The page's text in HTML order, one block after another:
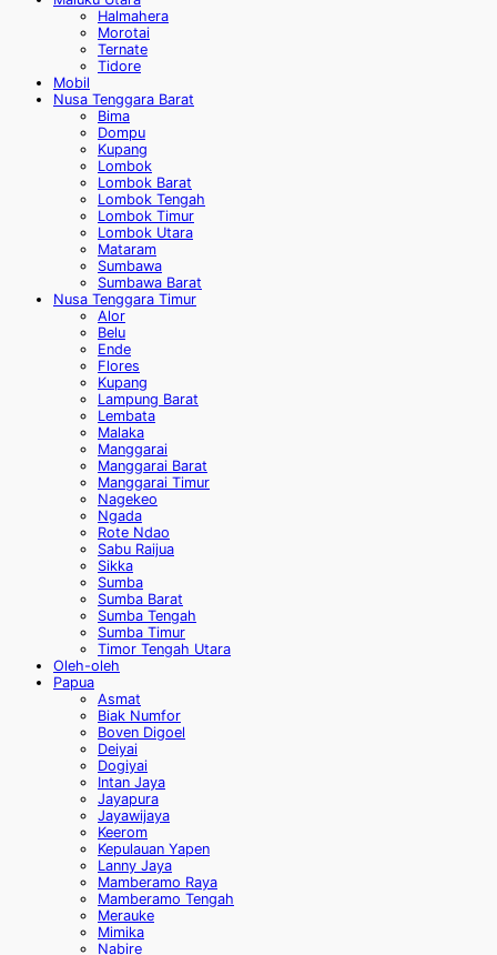
Halmahera
Morotai
Ternate
Tidore
Mobil
Nusa Tenggara Barat
Bima
Dompu
Kupang
Lombok
Lombok Barat
Lombok Tengah
Lombok Timur
Lombok Utara
Mataram
Sumbawa
Sumbawa Barat
Nusa Tenggara Timur
Alor
Belu
Ende
Flores
Kupang
Lampung Barat
Lembata
Malaka
Manggarai
Manggarai Barat
Manggarai Timur
Nagekeo
Ngada
Rote Ndao
Sabu Raijua
Sikka
Sumba
Sumba Barat
Sumba Tengah
Sumba Timur
Timor Tengah Utara
Oleh-oleh
Papua
Asmat
Biak Numfor
Boven Digoel
Deiyai
Dogiyai
Intan Jaya
Jayapura
Jayawijaya
Keerom
Kepulauan Yapen
Lanny Jaya
Mamberamo Raya
Mamberamo Tengah
Merauke
Mimika
Nabire